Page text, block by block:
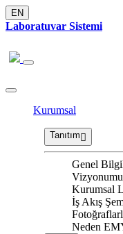
EN
Laboratuvar Sistemi
Kurumsal
Tanıtım
Genel
Kurumsal
İş Akış
Neden